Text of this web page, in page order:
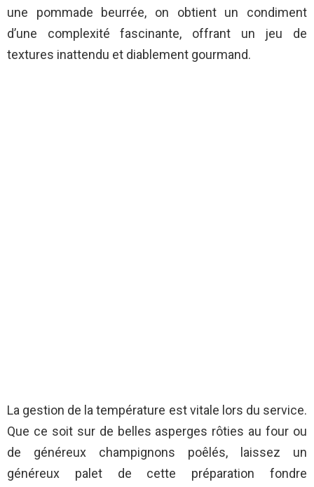
une pommade beurrée, on obtient un condiment
d’une complexité fascinante, offrant un jeu de
textures inattendu et diablement gourmand.
La gestion de la température est vitale lors du service.
Que ce soit sur de belles asperges rôties au four ou
de généreux champignons poêlés, laissez un
généreux palet de cette préparation fondre